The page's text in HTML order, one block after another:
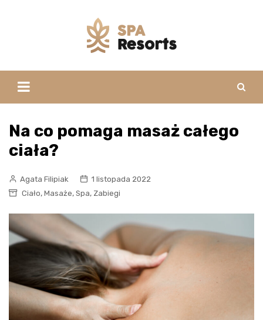
Na co pomaga masaż całego
ciała?
Agata Filipiak
1 listopada 2022
Ciało, Masaże, Spa, Zabiegi